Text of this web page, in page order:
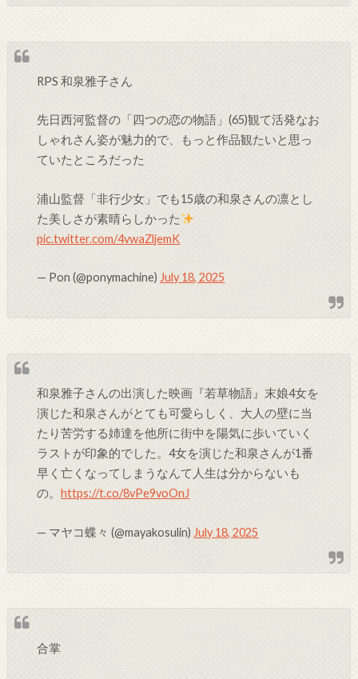
RPS 和泉雅子さん
先日西河監督の「四つの恋の物語」(65)観て活発なお
しゃれさん姿が魅力的で、もっと作品観たいと思っ
ていたところだった
浦山監督「非行少女」でも15歳の和泉さんの凛とし
た美しさが素晴らしかった
pic.twitter.com/4vwaZljemK
— Pon (@ponymachine) July 18, 2025
和泉雅子さんの出演した映画『若草物語』末娘4女を
演じた和泉さんがとても可愛らしく、大人の壁に当
たり苦労する姉達を他所に街中を陽気に歩いていく
ラストが印象的でした。4女を演じた和泉さんが1番
早く亡くなってしまうなんて人生は分からないも
の。https://t.co/8vPe9voOnJ
— マヤコ蝶々 (@mayakosulin) July 18, 2025
合掌